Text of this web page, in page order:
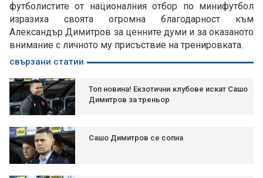
футболистите от националния отбор по минифутбол
изразиха своята огромна благодарност към
Александър Димитров за ценните думи и за оказаното
внимание с личното му присъствие на тренировката.
свързани статии
Топ новина! Екзотични клубове искат Сашо
Димитров за треньор
Сашо Димитров се сопна